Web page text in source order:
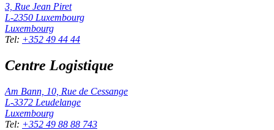
3, Rue Jean Piret
L-2350 Luxembourg
Luxembourg
Tel: +352 49 44 44
Centre Logistique
Am Bann, 10, Rue de Cessange
L-3372 Leudelange
Luxembourg
Tel: +352 49 88 88 743